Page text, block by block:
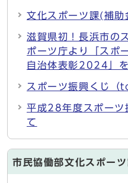
文化スポーツ課(補助
滋賀県初！長浜市の
ポーツ庁より「スポ
自治体表彰2024」
スポーツ振興くじ（
平成28年度スポーツ
て
市民協働部文化スポー